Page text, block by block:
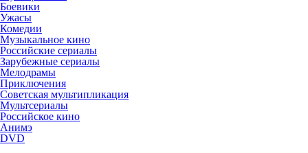
Боевики
Ужасы
Комедии
Музыкальное кино
Российские сериалы
Зарубежные сериалы
Мелодрамы
Приключения
Советская мультипликация
Мультсериалы
Российское кино
Анимэ
DVD